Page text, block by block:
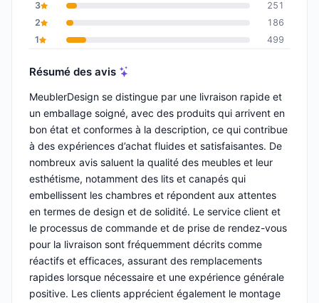
3
251
2
186
1
499
Résumé des avis
MeublerDesign se distingue par une livraison rapide et
un emballage soigné, avec des produits qui arrivent en
bon état et conformes à la description, ce qui contribue
à des expériences d’achat fluides et satisfaisantes. De
nombreux avis saluent la qualité des meubles et leur
esthétisme, notamment des lits et canapés qui
embellissent les chambres et répondent aux attentes
en termes de design et de solidité. Le service client et
le processus de commande et de prise de rendez-vous
pour la livraison sont fréquemment décrits comme
réactifs et efficaces, assurant des remplacements
rapides lorsque nécessaire et une expérience générale
positive. Les clients apprécient également le montage